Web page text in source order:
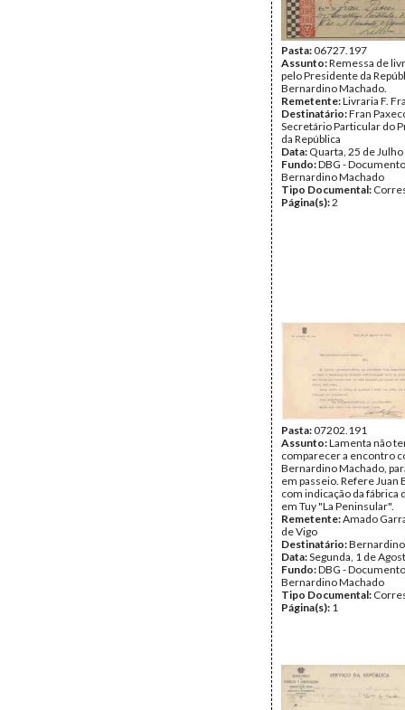
Pasta:06727.197
Assunto:Remessa de
pelo Presidente da
Bernardino Machado.
Remetente:Livraria F.
Destinatário:Fran
Secretário Particular do
da República
Data: Quarta, 25 de
Fundo:DBG -
Bernardino Machado
Tipo Documental:
Página(s):2
Pasta:07202.191
Assunto:Lamenta não
comparecer a encontro
Bernardino Machado,
em passeio. Refere Juan
com indicação da fábrica
em Tuy "La Peninsular".
Remetente:Amado
de Vigo
Destinatário:
Data:Segunda, 1 de
Fundo:DBG -
Bernardino Machado
Tipo Documental:
Página(s): 1